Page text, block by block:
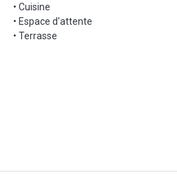
• Cuisine
• Espace d'attente
• Terrasse